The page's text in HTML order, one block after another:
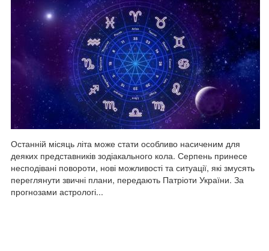
Останній місяць літа може стати особливо насиченим для
деяких представників зодіакального кола. Серпень принесе
несподівані повороти, нові можливості та ситуації, які змусять
переглянути звичні плани, передають Патріоти України. За
прогнозами астрологі...